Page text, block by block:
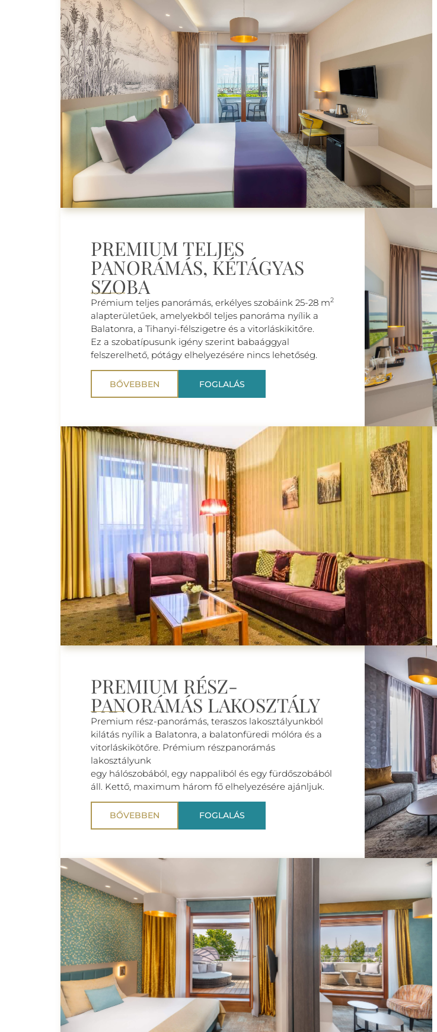
PREMIUM TELJES
PANORÁMÁS, KÉTÁGYAS
SZOBA
Prémium teljes panorámás, erkélyes szobáink 25-28 m2
alapterületűek, amelyekből teljes panoráma nyílik a
Balatonra, a Tihanyi-félszigetre és a vitorláskikitőre.
Ez a szobatípusunk igény szerint babaággyal
felszerelhető, pótágy elhelyezésére nincs lehetőség.
BŐVEBBEN FOGLALÁS
PREMIUM RÉSZ-
PANORÁMÁS LAKOSZTÁLY
Premium rész-panorámás, teraszos lakosztályunkból
kilátás nyílik a Balatonra, a balatonfüredi mólóra és a
vitorláskikötőre. Prémium részpanorámás
lakosztályunk
egy hálószobából, egy nappaliból és egy fürdőszobából
áll. Kettő, maximum három fő elhelyezésére ajánljuk.
BŐVEBBEN FOGLALÁS